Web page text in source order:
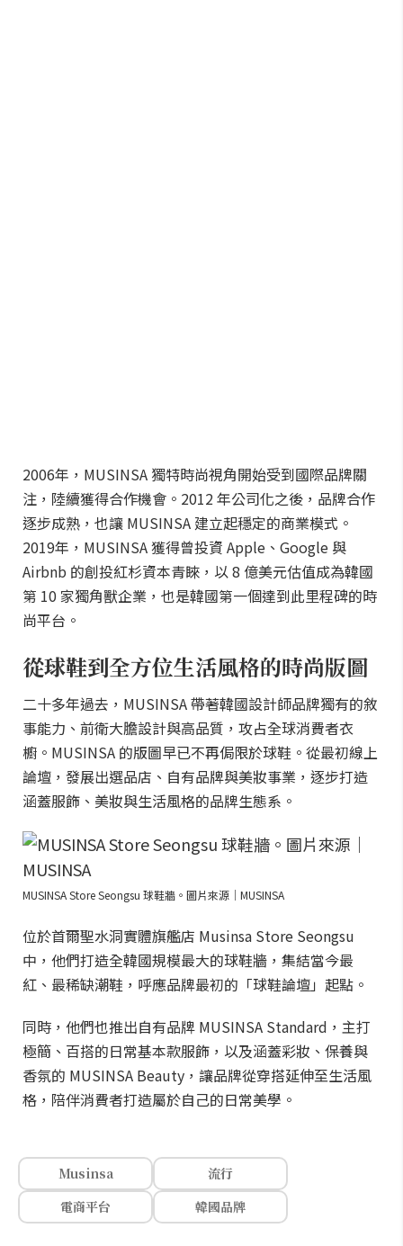
2006年，MUSINSA 獨特時尚視角開始受到國際品牌關
注，陸續獲得合作機會。2012 年公司化之後，品牌合作
逐步成熟，也讓 MUSINSA 建立起穩定的商業模式。
2019年，MUSINSA 獲得曾投資 Apple、Google 與
Airbnb 的創投紅杉資本青睞，以 8 億美元估值成為韓國
第 10 家獨角獸企業，也是韓國第一個達到此里程碑的時
尚平台。
從球鞋到全方位生活風格的時尚版圖
二十多年過去，MUSINSA 帶著韓國設計師品牌獨有的敘
事能力、前衛大膽設計與高品質，攻占全球消費者衣
櫥。MUSINSA 的版圖早已不再侷限於球鞋。從最初線上
論壇，發展出選品店、自有品牌與美妝事業，逐步打造
涵蓋服飾、美妝與生活風格的品牌生態系。
MUSINSA Store Seongsu 球鞋牆。圖片來源｜MUSINSA
位於首爾聖水洞實體旗艦店 Musinsa Store Seongsu
中，他們打造全韓國規模最大的球鞋牆，集結當今最
紅、最稀缺潮鞋，呼應品牌最初的「球鞋論壇」起點。
同時，他們也推出自有品牌 MUSINSA Standard，主打
極簡、百搭的日常基本款服飾，以及涵蓋彩妝、保養與
香氛的 MUSINSA Beauty，讓品牌從穿搭延伸至生活風
格，陪伴消費者打造屬於自己的日常美學。
Musinsa
流行
電商平台
韓國品牌